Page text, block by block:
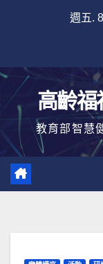
週五.
高齡福
教育部智慧